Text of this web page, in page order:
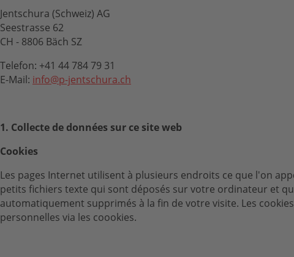
Jentschura (Schweiz) AG
Seestrasse 62
CH - 8806 Bäch SZ
Telefon: +41 44 784 79 31
E-Mail: info@p-jentschura.ch
1. Collecte de données sur ce site web
Cookies
Les pages Internet utilisent à plusieurs endroits ce que l'on
petits fichiers texte qui sont déposés sur votre ordinateur et
automatiquement supprimés à la fin de votre visite. Les
personnelles via les coookies.